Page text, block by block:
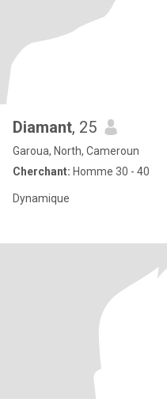
Diamant, 25
Garoua, North, Cameroun
Cherchant: Homme 30 - 40
Dynamique